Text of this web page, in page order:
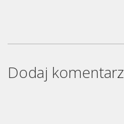
Dodaj komentarz